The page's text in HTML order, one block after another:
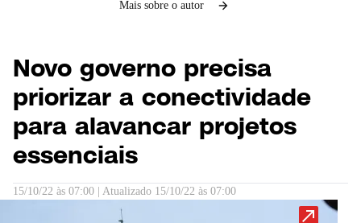
Mais sobre o autor
Novo governo precisa
priorizar a conectividade
para alavancar projetos
essenciais
15/10/22 às 07:00 Atualizado 15/10/22 às 07:00